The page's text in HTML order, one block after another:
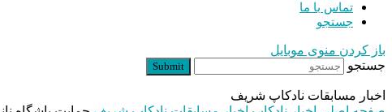
تماس با ما
جستجو
باز کردن منوی موبایل
جستجو
Submit
اخبار مسابقات نادکاپ شریف